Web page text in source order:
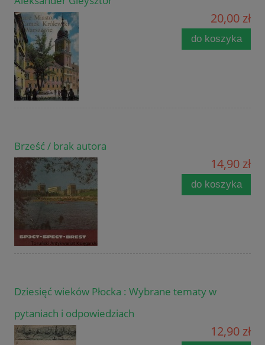
20,00 zł
do koszyka
Brześć / brak autora
14,90 zł
do koszyka
Dziesięć wieków Płocka : Wybrane tematy w
pytaniach i odpowiedziach
12,90 zł